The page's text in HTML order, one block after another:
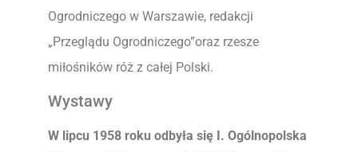
Ogrodniczego w Warszawie, redakcji
„Przeglądu Ogrodniczego”oraz rzesze
miłośników róż z całej Polski.
Wystawy
W lipcu 1958 roku odbyła się I. Ogólnopolska